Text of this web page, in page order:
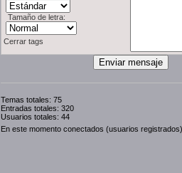
Tamaño de letra:
Cerrar tags
Temas totales: 75
Entradas totales: 320
Usuarios totales: 44
En este momento conectados (usuarios